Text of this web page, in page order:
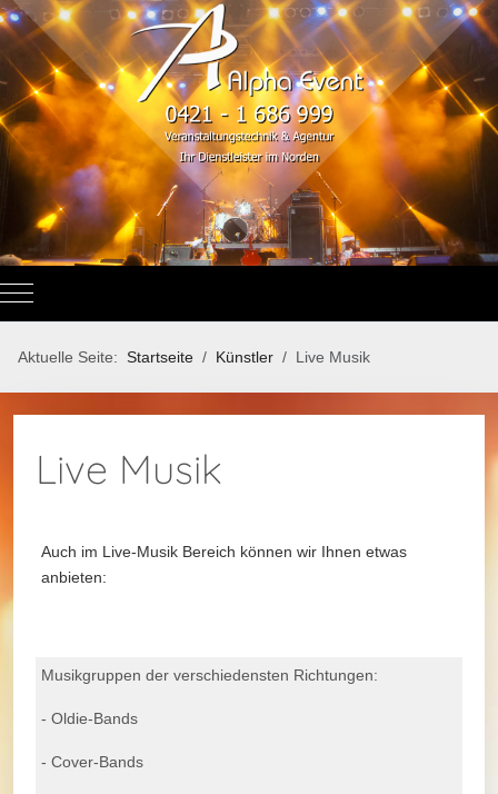
Mobile Menu Toggle
Aktuelle Seite: Startseite Künstler Live Musik
Live Musik
Auch im Live-Musik Bereich können wir Ihnen etwas
anbieten:
Musikgruppen der verschiedensten Richtungen:
- Oldie-Bands
- Cover-Bands